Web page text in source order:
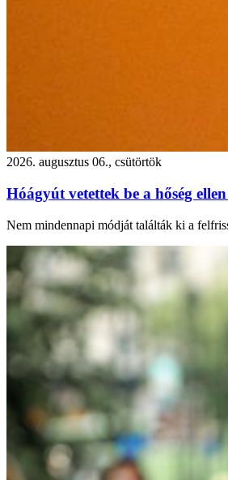
2026. augusztus 06., csütörtök
Hóágyút vetettek be a hőség
Nem mindennapi módját találták ki a